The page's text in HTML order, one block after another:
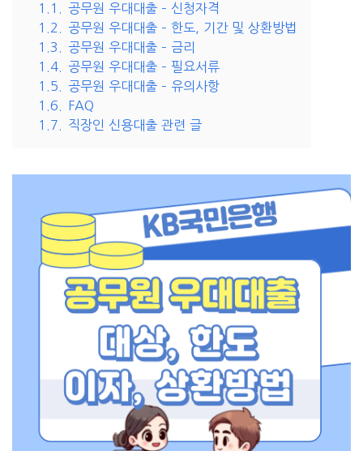
1.1.
공무원 우대대출 – 신청자격
1.2.
공무원 우대대출 – 한도, 기간 및 상환방법
1.3.
공무원 우대대출 – 금리
1.4.
공무원 우대대출 – 필요서류
1.5.
공무원 우대대출 – 유의사항
1.6.
FAQ
1.7.
직장인 신용대출 관련 글